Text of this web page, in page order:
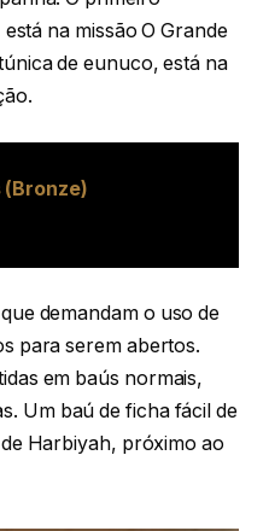
na missão O Grande
de eunuco, está na
(Bronze)
demandam o uso de
para serem abertos.
em baús normais,
Um baú de ficha fácil de
Harbiyah, próximo ao